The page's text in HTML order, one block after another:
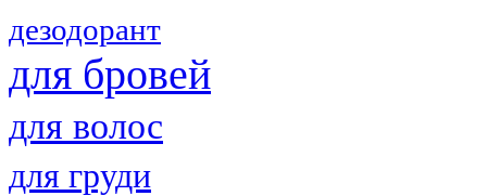
дезодорант
для бровей
для волос
для груди